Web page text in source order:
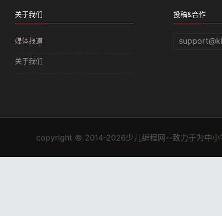
关于我们
媒体报道
关于我们
投稿&合作
copyright © 2014-2026少儿编程网--致力于为中小